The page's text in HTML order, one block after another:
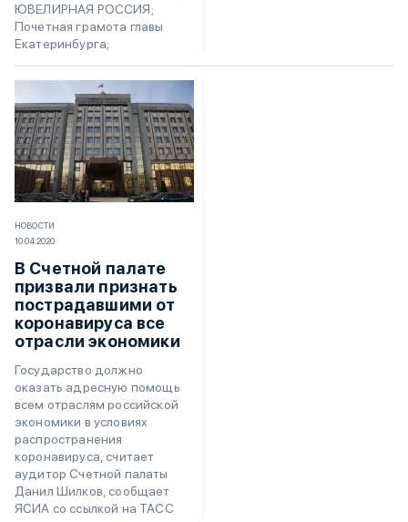
ЮВЕЛИРНАЯ РОССИЯ;
Почетная грамота главы
Екатеринбурга;
НОВОСТИ
10.04.2020
В Счетной палате
призвали признать
пострадавшими от
коронавируса все
отрасли экономики
Государство должно
оказать адресную помощь
всем отраслям российской
экономики в условиях
распространения
коронавируса, считает
аудитор Счетной палаты
Данил Шилков, сообщает
ЯСИА со ссылкой на ТАСС